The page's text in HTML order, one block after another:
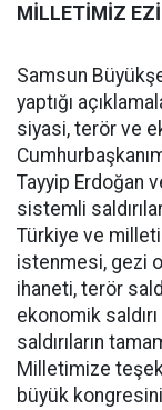
MİLLETİMİZ
Samsun
yaptığı
siyasi, terör ve
Tayyip Erdoğan
sistemli
Türkiye ve
istenmesi, gezi
ihaneti, terör
ekonomik
saldırıların
Milletimize
büyük